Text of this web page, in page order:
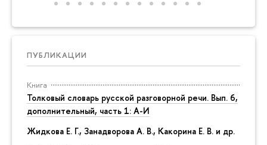
ПУБЛИКАЦИИ
Книга
Толковый словарь русской разговорной речи. Вып. 6,
дополнительный, часть 1: А-И
Жидкова Е. Г., Занадворова А. В., Какорина Е. В. и др.